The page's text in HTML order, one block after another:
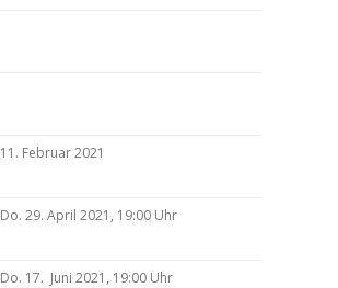
11. Februar 2021
Do. 29. April 2021, 19:00 Uhr
Do. 17. Juni 2021, 19:00 Uhr